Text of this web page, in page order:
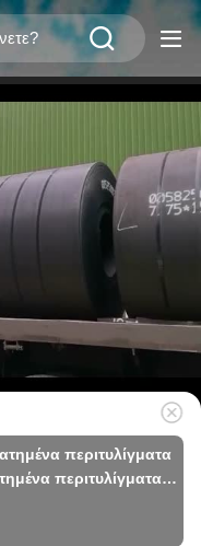
περιτυλίγματα
περιτυλίγματα